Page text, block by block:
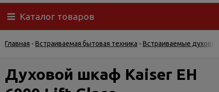
Самовывоз
Гарантия
Каталог товаров
Главная - Встраиваемая бытовая техника - Встраиваемые
Духовой шкаф Kaiser EH